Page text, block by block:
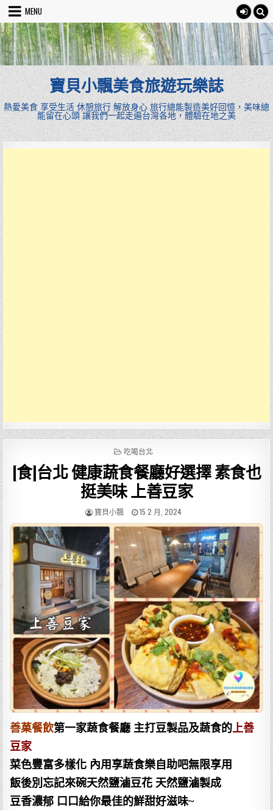
Skip
content
MENU
寶貝小飄美食旅遊玩樂誌
熱愛美食 享受生活 休憩旅行 解放身心 旅行總能製造美好回憶，美味總
能留在心頭 讓我們一起走遍台灣各地，體驗在地之美
POSTED
吃喝台北
[食]台北 健康蔬食餐廳好選擇 素食也
挺美味 上善豆家
AUTHOR:
寶貝小飄
PUBLISHED
DATE:
15 2 月, 2024
善菓餐飲第一家蔬食餐廳 主打豆製品及蔬食的上善
豆家
菜色豐富多樣化 內用享蔬食樂自助吧無限享用
飯後別忘記來碗天然鹽滷豆花 天然鹽滷製成
豆香濃郁 口口給你最佳的鮮甜好滋味~